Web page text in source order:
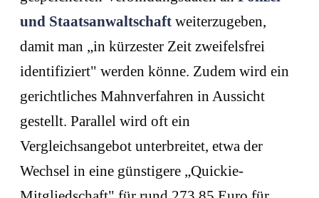
und Staatsanwaltschaft weiterzugeben,
damit man „in kürzester Zeit zweifelsfrei
identifiziert" werden könne. Zudem wird ein
gerichtliches Mahnverfahren in Aussicht
gestellt. Parallel wird oft ein
Vergleichsangebot unterbreitet, etwa der
Wechsel in eine günstigere „Quickie-